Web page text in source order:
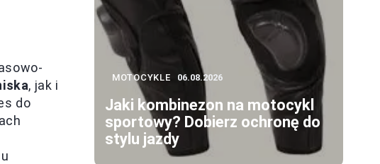
, jak i
do
MOTOCYKLE 06.08.2026
Jaki kombinezon na motocykl
sportowy? Dobierz ochronę do
stylu jazdy